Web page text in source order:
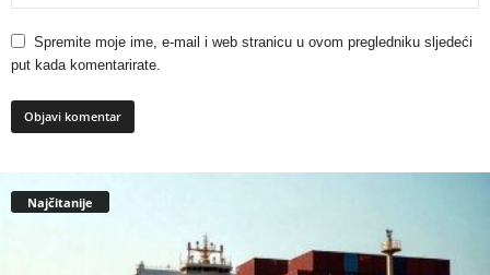
Spremite moje ime, e-mail i web stranicu u ovom pregledniku sljedeći
put kada komentarirate.
Najčitanije